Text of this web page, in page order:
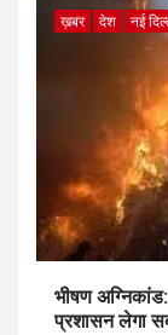
ख़बर देश नई
भीषण
प्रशासन लेगा